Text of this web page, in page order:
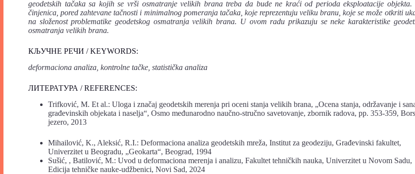
geodetskih tačaka sa kojih se vrši osmatranje velikih brana treba da bude ne kraći od perioda eksploatacije objekta.
činjenica, pored zahtevane tačnosti i minimalnog pomeranja tačaka, koje reprezentuju veliku branu, koje se može otkriti
na složenost problematike geodetskog osmatranja velikih brana. U ovom radu prikazuju se neke karakteristike
osmatranja velikih brana.
КЉУЧНЕ РЕЧИ / KEYWORDS:
deformaciona analiza, kontrolne tačke, statistička analiza
ЛИТЕРАТУРА / REFERENCES:
Trifković, M. Et al.: Uloga i značaj geodetskih merenja pri oceni stanja velikih brana, „Ocena stanja, održavanje i
građevinskih objekata i naselja“, Osmo međunarodno naučno-stručno savetovanje, zbornik radova, pp. 353-359,
jezero, 2013
Mihailović, K., Aleksić, R.I.: Deformaciona analiza geodetskih mreža, Institut za geodeziju, Građevinski fakultet,
Univerzitet u Beogradu, „Geokarta“, Beograd, 1994
Sušić, , Batilović, M.: Uvod u deformaciona merenja i analizu, Fakultet tehničkih nauka, Univerzitet u Novom Sadu,
Edicija tehničke nauke-udžbenici, Novi Sad, 2024